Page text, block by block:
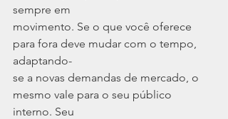
sempre em
movimento. Se o que você oferece
para fora deve mudar com o tempo,
adaptando-
se a novas demandas de mercado, o
mesmo vale para o seu público
interno. Seu